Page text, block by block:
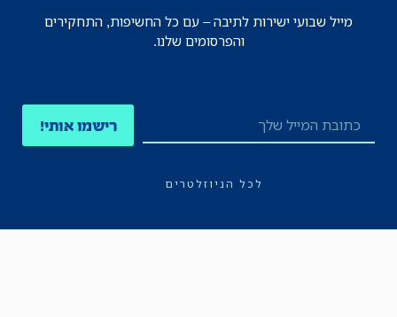
מייל שבועי ישירות לתיבה – עם כל החשיפות, התחקירים
והפרסומים שלנו.
רישמו אותי!
לכל הניוזלטרים